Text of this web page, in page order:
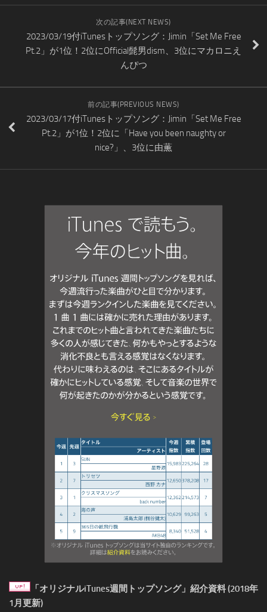
次の記事(NEXT NEWS)
2023/03/19付iTunesトップソング：Jimin「Set Me Free
Pt.2」が1位！2位にOfficial髭男dism、3位にマカロニえ
んぴつ
前の記事(PREVIOUS NEWS)
2023/03/17付iTunesトップソング：Jimin「Set Me Free
Pt.2」が1位！2位に「Have you been naughty or
nice?」、3位に由薫
「オリジナルiTunes週間トップソング」紹介資料 (2018年
1月更新)